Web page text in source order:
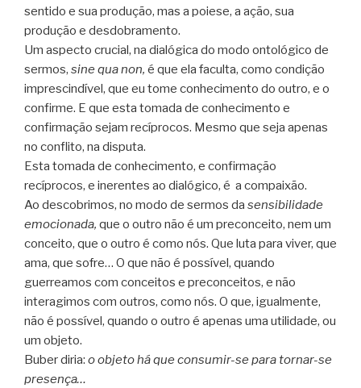
sentido e sua produção, mas a poiese, a ação, sua
produção e desdobramento.
Um aspecto crucial, na dialógica do modo ontológico de
sermos, sine qua non, é que ela faculta, como condição
imprescindível, que eu tome conhecimento do outro, e o
confirme. E que esta tomada de conhecimento e
confirmação sejam recíprocos. Mesmo que seja apenas
no conflito, na disputa.
Esta tomada de conhecimento, e confirmação
recíprocos, e inerentes ao dialógico, é a compaixão.
Ao descobrimos, no modo de sermos da sensibilidade
emocionada, que o outro não é um preconceito, nem um
conceito, que o outro é como nós. Que luta para viver, que
ama, que sofre… O que não é possível, quando
guerreamos com conceitos e preconceitos, e não
interagimos com outros, como nós. O que, igualmente,
não é possível, quando o outro é apenas uma utilidade, ou
um objeto.
Buber diria: o objeto há que consumir-se para tornar-se
presença…